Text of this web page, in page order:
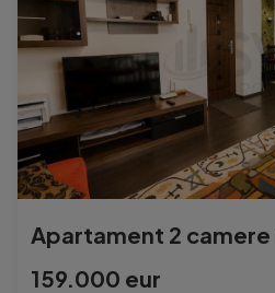
159.000 eur